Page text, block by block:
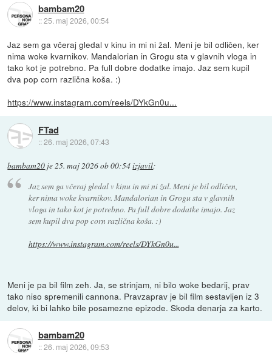
bambam20
::25. maj 2026, 00:54
Jaz sem ga včeraj gledal v kinu in mi ni žal. Meni je bil odličen, ker
nima woke kvarnikov. Mandalorian in Grogu sta v glavnih vloga in
tako kot je potrebno. Pa full dobre dodatke imajo. Jaz sem kupil
dva pop corn različna koša. :)
https://www.instagram.com/reels/DYkGn0u...
FTad
::26. maj 2026, 07:43
bambam20 je25. maj 2026 ob 00:54izjavil:
Jaz sem ga včeraj gledal v kinu in mi ni žal. Meni je bil odličen,
ker nima woke kvarnikov. Mandalorian in Grogu sta v glavnih
vloga in tako kot je potrebno. Pa full dobre dodatke imajo. Jaz
sem kupil dva pop corn različna koša. :)
https://www.instagram.com/reels/DYkGn0u...
Meni je pa bil film zeh. Ja, se strinjam, ni bilo woke bedarij, prav
tako niso spremenili cannona. Pravzaprav je bil film sestavljen iz 3
delov, ki bi lahko bile posamezne epizode. Skoda denarja za karto.
bambam20
::26. maj 2026, 09:53